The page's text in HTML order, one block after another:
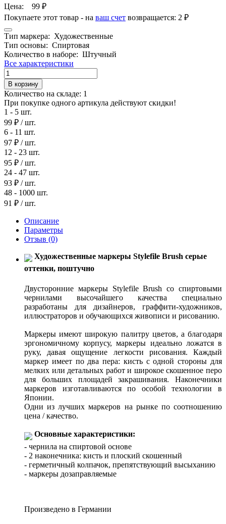
Цена: 99 ₽
Покупаете этот товар - на ваш счет возвращается: 2 ₽
Тип маркера: Художественные
Тип основы: Спиртовая
Количество в наборе: Штучный
Все характеристики
В корзину
Количество на складе: 1
При покупке одного артикула действуют скидки!
1 - 5 шт.
99 ₽ / шт.
6 - 11 шт.
97 ₽ / шт.
12 - 23 шт.
95 ₽ / шт.
24 - 47 шт.
93 ₽ / шт.
48 - 1000 шт.
91 ₽ / шт.
Описание
Параметры
Отзыв (0)
Художественные маркеры Stylefile Brush серые
оттенки, поштучно
Двусторонние маркеры Stylefile Brush со спиртовыми
чернилами высочайшего качества специально
разработаны для дизайнеров, граффити-художников,
иллюстраторов и обучающихся живописи и рисованию.
Маркеры имеют широкую палитру цветов, а благодаря
эргономичному корпусу, маркеры идеально ложатся в
руку, давая ощущение легкости рисования. Каждый
маркер имеет по два пера: кисть с одной стороны для
мелких или детальных работ и широкое скошенное перо
для больших площадей закрашивания. Наконечники
маркеров изготавливаются по особой технологии в
Японии.
Одни из лучших маркеров на рынке по соотношению
цена / качество.
Основные характеристики:
- чернила на спиртовой основе
- 2 наконечника: кисть и плоский скошенный
- герметичный колпачок, препятствующий высыханию
- маркеры дозаправляемые
Произведено в Германии